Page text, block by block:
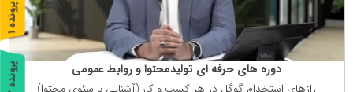
دوره های حرفه ای تولیدمحتوا و روابط عمومی
پ
ر
و
ن
د
ه
1
پ
2